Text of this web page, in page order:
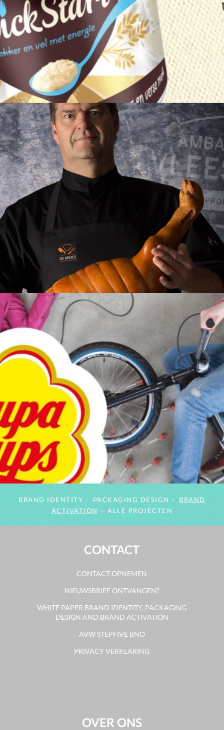
BRAND IDENTITY PACKAGING DESIGN
BRAND
ACTIVATION
ALLE PROJECTEN
CONTACT
CONTACT OPNEMEN
NIEUWSBRIEF ONTVANGEN?
WHITE PAPER BRAND IDENTITY, PACKAGING
DESIGN AND BRAND ACTIVATION
AVW STEPFIVE BNO
PRIVACY VERKLARING
OVER ONS